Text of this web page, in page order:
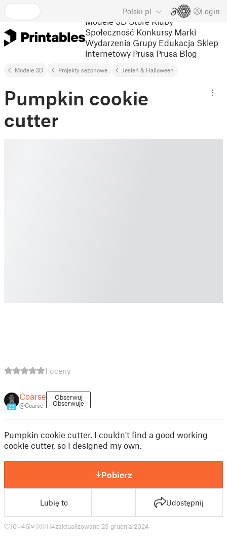
Polski pl Login
Modele 3D Store Kluby
Społeczność Konkursy Marki
Wydarzenia Grupy Edukacja Sklep
internetowy Prusa Prusa Blog
Modele 3D Projekty sezonowe Jesień & Halloween
Pumpkin cookie
cutter
1 oceny
23
Coarse
@Coarse
Obserwuj
Obserwuje
Pumpkin cookie cutter. I couldn't find a good working
cookie cutter, so I designed my own.
Pobierz
Lubię to Udostępnij
10 46 1 114zaktualizowano 23 grudnia 2024